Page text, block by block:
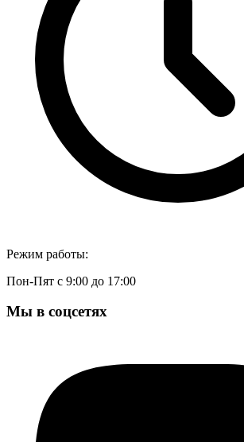
Режим работы:
Пон-Пят с 9:00 до 17:00
Мы в соцсетях